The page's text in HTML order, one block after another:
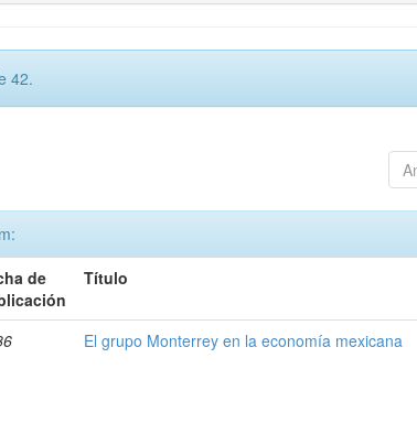
42.
de
Título
El grupo Monterrey en la economía mexicana